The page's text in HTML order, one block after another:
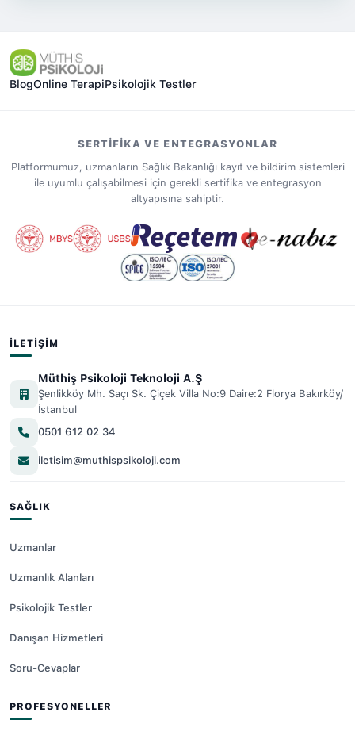
BlogOnline TerapiPsikolojik Testler
SERTIFIKA VE ENTEGRASYONLAR
Platformumuz, uzmanların Sağlık Bakanlığı kayıt ve bildirim sistemleri
ile uyumlu çalışabilmesi için gerekli sertifika ve entegrasyon
altyapısına sahiptir.
İLETIŞIM
Müthiş Psikoloji Teknoloji A.Ş
Şenlikköy Mh. Saçı Sk. Çiçek Villa No:9 Daire:2 Florya Bakırköy/
İstanbul
0501 612 02 34
iletisim@muthispsikoloji.com
SAĞLIK
Uzmanlar
Uzmanlık Alanları
Psikolojik Testler
Danışan Hizmetleri
Soru-Cevaplar
PROFESYONELLER